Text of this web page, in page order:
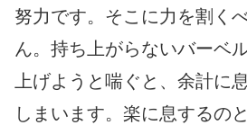
努力です。そこに力を割く
ん。持ち上がらないバーベ
上げようと喘ぐと、余計に
しまいます。楽に息するの